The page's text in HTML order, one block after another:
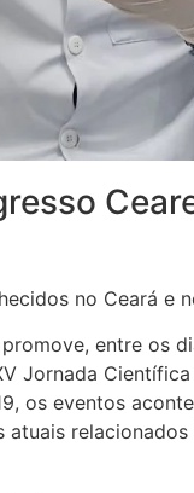
no Ceará e
entre os
Jornada
os eventos